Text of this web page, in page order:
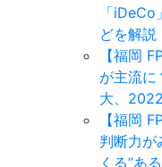
「
どを解説
【福岡
が主流に
大、
【福岡
判断力が
くる”あ